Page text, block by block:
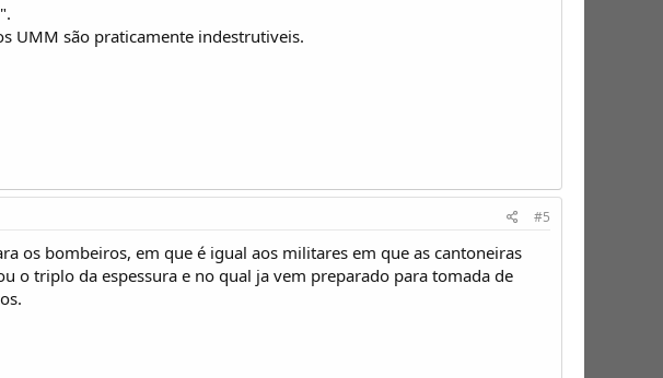
UMM são praticamente indestrutiveis.
#5
os bombeiros, em que é igual aos militares em que as cantoneiras
o triplo da espessura e no qual ja vem preparado para tomada de